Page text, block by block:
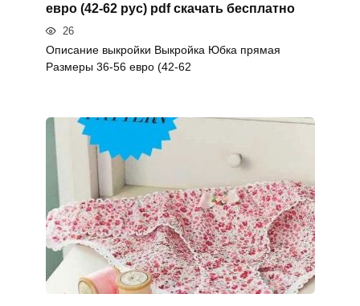
евро (42-62 рус) pdf скачать бесплатно
26
Описание выкройки Выкройка Юбка прямая
Размеры 36-56 евро (42-62